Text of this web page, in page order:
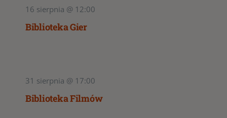
16 sierpnia @ 12:00
Biblioteka Gier
31 sierpnia @ 17:00
Biblioteka Filmów